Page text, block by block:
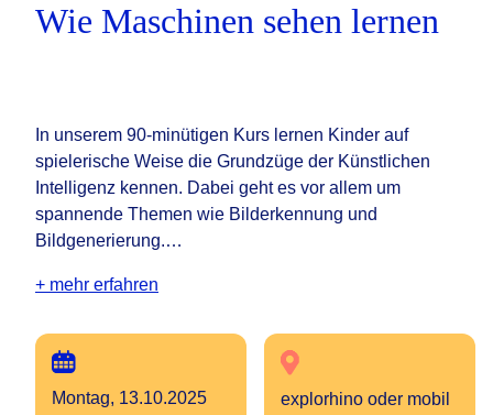
Wie Maschinen sehen lernen
In unserem 90-minütigen Kurs lernen Kinder auf
spielerische Weise die Grundzüge der Künstlichen
Intelligenz kennen. Dabei geht es vor allem um
spannende Themen wie Bilderkennung und
Bildgenerierung.…
+ mehr erfahren
Montag, 13.10.2025
explorhino oder mobil